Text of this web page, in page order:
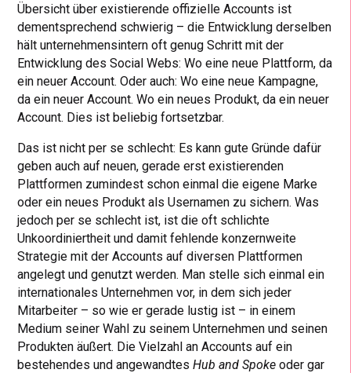
Übersicht über existierende offizielle Accounts ist
dementsprechend schwierig – die Entwicklung derselben
hält unternehmensintern oft genug Schritt mit der
Entwicklung des Social Webs: Wo eine neue Plattform, da
ein neuer Account. Oder auch: Wo eine neue Kampagne,
da ein neuer Account. Wo ein neues Produkt, da ein neuer
Account. Dies ist beliebig fortsetzbar.
Das ist nicht per se schlecht: Es kann gute Gründe dafür
geben auch auf neuen, gerade erst existierenden
Plattformen zumindest schon einmal die eigene Marke
oder ein neues Produkt als Usernamen zu sichern. Was
jedoch per se schlecht ist, ist die oft schlichte
Unkoordiniertheit und damit fehlende konzernweite
Strategie mit der Accounts auf diversen Plattformen
angelegt und genutzt werden. Man stelle sich einmal ein
internationales Unternehmen vor, in dem sich jeder
Mitarbeiter – so wie er gerade lustig ist – in einem
Medium seiner Wahl zu seinem Unternehmen und seinen
Produkten äußert. Die Vielzahl an Accounts auf ein
bestehendes und angewandtesHub and Spoke oder gar